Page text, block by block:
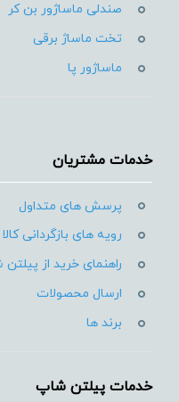
صندلی ماساژور بن کر
تخت ماساژ برقی
ماساژور پا
خدمات مشتریان
پرسش های متداول
رویه های بازگردانی کالا
راهنمای خرید از
ارسال محصولات
برند ها
خدمات پیلتن شاپ